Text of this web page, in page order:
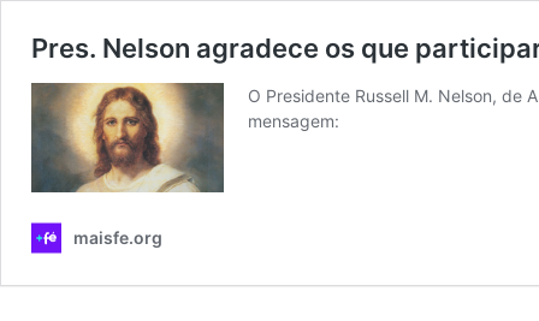
Pres. Nelson agradece os que
O Presidente Russell M. Nelson, de
mensagem:
maisfe.org